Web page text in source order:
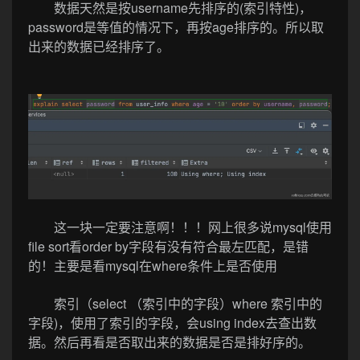
数据天然是按username先排序的(索引特性)，
password是等值的情况下，再按age排序的。所以取
出来的数据已经排序了。
这一块一定要注意啊！！！网上很多说mysql使用
file sort看order by字段有没有符合最左匹配，是错
的！主要是看mysql在where条件上是否使用
索引（select （索引中的字段）where 索引中的
字段)，使用了索引的字段，会using index去查出数
据。然后再看是否取出来的数据是否是排好序的。